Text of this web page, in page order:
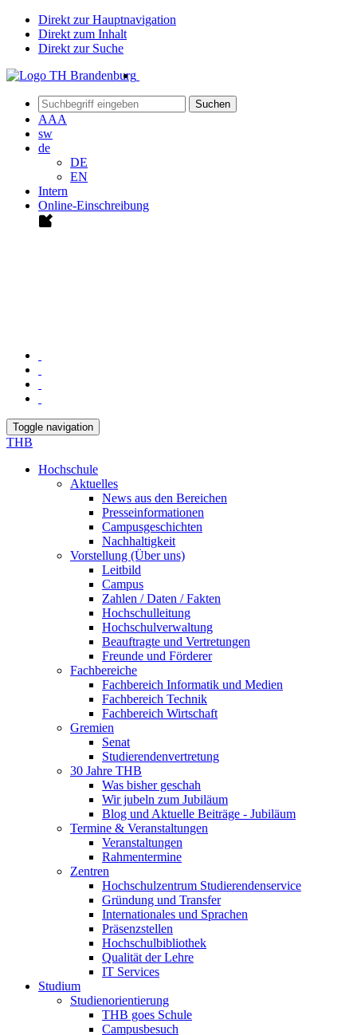
Direkt zur Hauptnavigation
Direkt zum Inhalt
Direkt zur Suche
Suchen
AAA
sw
de
DE
EN
Intern
Online-Einschreibung
Toggle navigation
THB
Hochschule
Aktuelles
News aus den Bereichen
Presseinformationen
Campusgeschichten
Nachhaltigkeit
Vorstellung (Über uns)
Leitbild
Campus
Zahlen / Daten / Fakten
Hochschulleitung
Hochschulverwaltung
Beauftragte und Vertretungen
Freunde und Förderer
Fachbereiche
Fachbereich Informatik und Medien
Fachbereich Technik
Fachbereich Wirtschaft
Gremien
Senat
Studierendenvertretung
30 Jahre THB
Was bisher geschah
Wir jubeln zum Jubiläum
Blog und Aktuelle Beiträge - Jubiläum
Termine & Veranstaltungen
Veranstaltungen
Rahmentermine
Zentren
Hochschulzentrum Studierendenservice
Gründung und Transfer
Internationales und Sprachen
Präsenzstellen
Hochschulbibliothek
Qualität der Lehre
IT Services
Studium
Studienorientierung
THB goes Schule
Campusbesuch